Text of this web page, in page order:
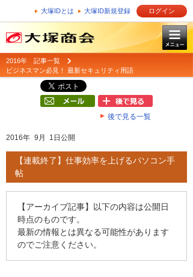
大塚IDとは 大塚ID新規登録 ログイン
2016年 記事一覧
ビジネスマン必見！ 最新セキュリティ用語
後で見る一覧
2016年 9月 1日公開
【連載終了】仕事効率を上げるパソコン手
帖
【アーカイブ記事】以下の内容は公開日
時点のものです。
最新の情報とは異なる可能性があります
のでご注意ください。